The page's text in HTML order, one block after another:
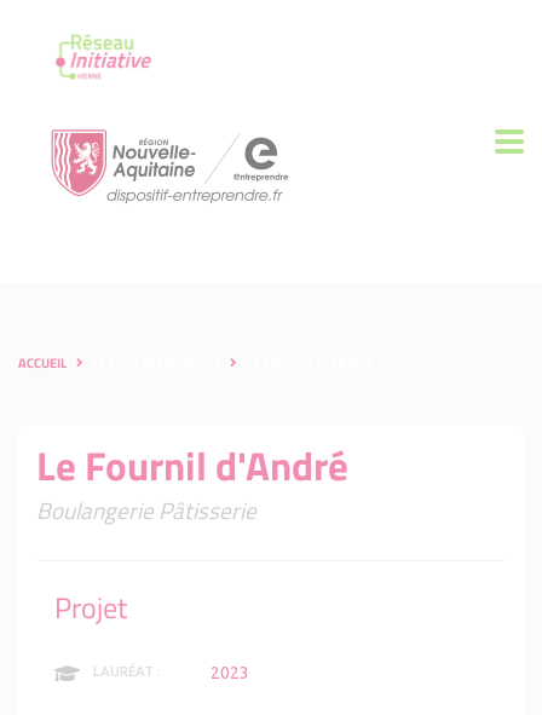
ACCUEIL
Le Fournil d'André
Boulangerie Pâtisserie
Projet
LAURÉAT : 2023